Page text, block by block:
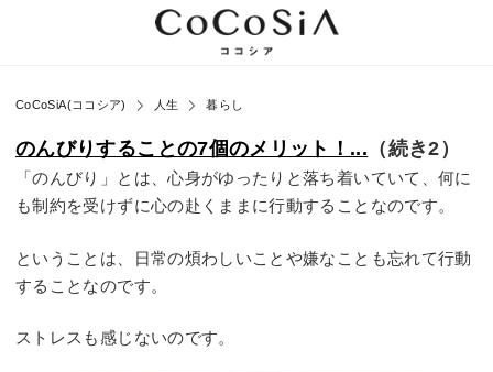
CoCoSiA(ココシア) 人生 暮らし
のんびりすることの7個のメリット！... （続き2）
「のんびり」とは、心身がゆったりと落ち着いていて、何に
も制約を受けずに心の赴くままに行動することなのです。
ということは、日常の煩わしいことや嫌なことも忘れて行動
することなのです。
ストレスも感じないのです。